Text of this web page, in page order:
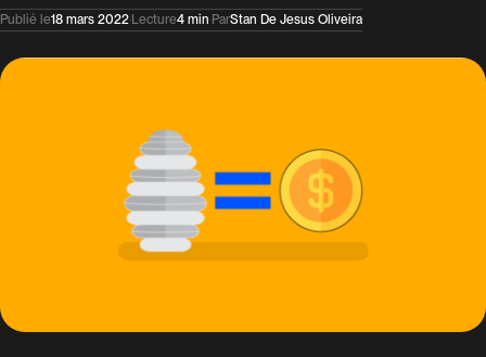
é
a
t
t
e
Publié le18 mars 2022·Lecture4 min·ParStan De Jesus Oliveira